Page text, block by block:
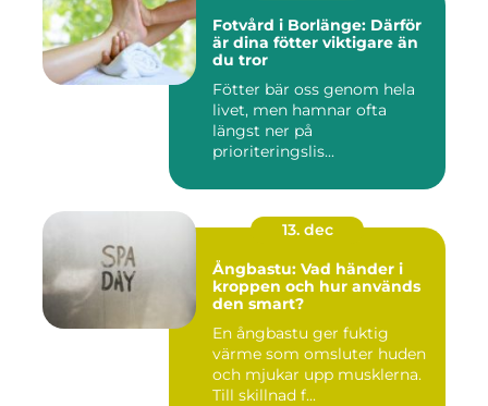
Fotvård i Borlänge: Därför
är dina fötter viktigare än
du tror
Fötter bär oss genom hela
livet, men hamnar ofta
längst ner på
prioriteringslis...
13. dec
Ångbastu: Vad händer i
kroppen och hur används
den smart?
En ångbastu ger fuktig
värme som omsluter huden
och mjukar upp musklerna.
Till skillnad f...